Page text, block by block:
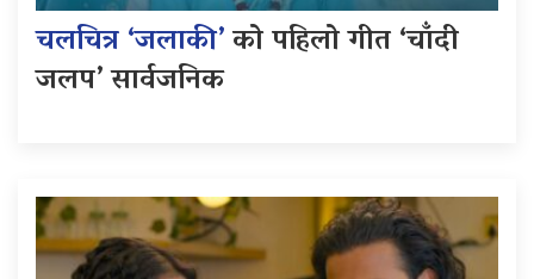
चलचित्र ‘जलाकी’को पहिलो गीत ‘चाँदी
जलप’ सार्वजनिक